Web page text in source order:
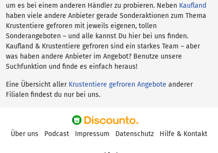
um es bei einem anderen Händler zu probieren. Neben Kaufland
haben viele andere Anbieter gerade Sonderaktionen zum Thema
Krustentiere gefroren mit jeweils eigenen, tollen
Sonderangeboten – und alle kannst Du hier bei uns finden.
Kaufland & Krustentiere gefroren sind ein starkes Team – aber
was haben andere Anbieter im Angebot? Benutze unsere
Suchfunktion und finde es einfach heraus!
Eine Übersicht aller Krustentiere gefroren Angebote anderer
Filialen findest du nur bei uns.
Über uns Podcast Impressum Datenschutz Hilfe & Kontakt